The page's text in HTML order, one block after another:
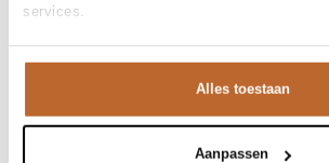
services.
Alles toestaan
Aanpassen